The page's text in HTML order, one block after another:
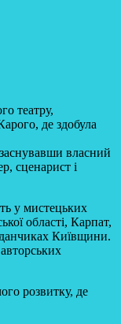
театру,
де здобула
власний
сценарист і
у мистецьких
області, Карпат,
Київщини.
розвитку, де